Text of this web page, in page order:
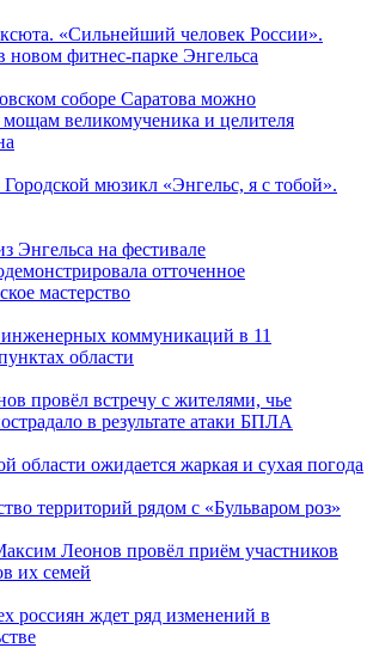
«Сильнейший человек России».
новом фитнес-парке Энгельса
соборе Саратова можно
мощам великомученика и целителя
Городской мюзикл «Энгельс, я с тобой».
Энгельса на фестивале
отточенное
мастерство
коммуникаций в 11
области
провёл встречу с жителями, чье
в результате атаки БПЛА
области ожидается жаркая и сухая погода
территорий рядом с «Бульваром роз»
Леонов провёл приём участников
их семей
россиян ждет ряд изменений в